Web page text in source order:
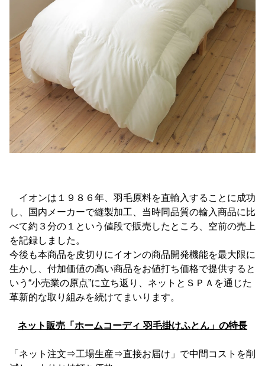
イオンは１９８６年、羽毛原料を直輸入することに成功
し、国内メーカーで縫製加工、当時同品質の輸入商品に比
べて約３分の１という値段で販売したところ、空前の売上
を記録しました。
今後も本商品を皮切りにイオンの商品開発機能を最大限に
生かし、付加価値の高い商品をお値打ち価格で提供すると
いう“小売業の原点”に立ち返り、ネットとＳＰＡを通じた
革新的な取り組みを続けてまいります。
ネット販売「ホームコーディ 羽毛掛けふとん」の特長
「ネット注文⇒工場生産⇒直接お届け」で中間コストを削